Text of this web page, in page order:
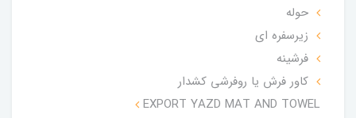
حوله
زیرسفره ای
فرشینه
کاور فرش یا روفرشی کشدار
EXPORT YAZD MAT AND TOWEL